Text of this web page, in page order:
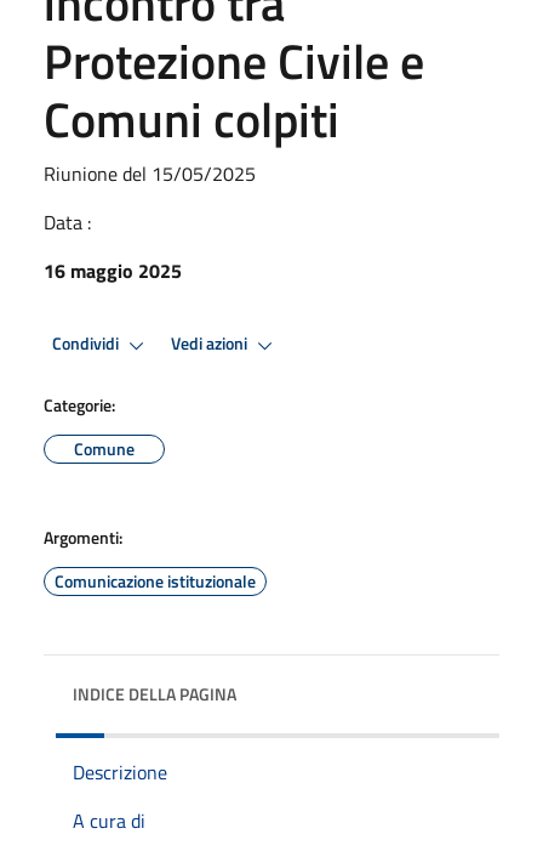
Protezione Civile e
Comuni colpiti
Riunione del 15/05/2025
Data :
16 maggio 2025
Condividi Vedi azioni
Categorie:
Comune
Argomenti:
Comunicazione istituzionale
INDICE DELLA PAGINA
Descrizione
A cura di